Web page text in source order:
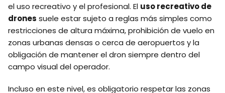
el uso recreativo y el profesional. El uso recreativo de
drones suele estar sujeto a reglas más simples como
restricciones de altura máxima, prohibición de vuelo en
zonas urbanas densas o cerca de aeropuertos y la
obligación de mantener el dron siempre dentro del
campo visual del operador.
Incluso en este nivel, es obligatorio respetar las zonas